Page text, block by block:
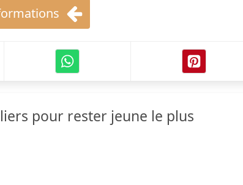
pour rester jeune le plus